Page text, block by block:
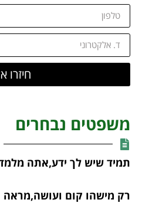
חיזרו
משפטים נבחרים
תמיד שיש לך ידע,אתה
רק מישהו קום